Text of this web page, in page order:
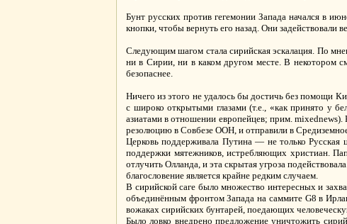
Бунт русских против гегемонии Запада начался в
кнопки, чтобы вернуть его назад. Они
Следующим шагом стала сирийская эскалация. По
ни в Сирии, ни в каком другом месте. В некотором
безопаснее.
Ничего из этого не удалось бы достичь без помощи
с широко открытыми глазами (т.е., «как принято у
азиатами в отношении европейцев; прим.
резолюцию в Совбезе ООН, и отправили в
Церковь поддерживала Путина — не только Русская
поддержки мятежников, истребляющих христиан.
отлучить Олланда, и эта скрытая угроза
благословение является крайне редким случаем.
В сирийской саге было множество интересных и
объединённым фронтом Запада на саммите G8 в
вожаках сирийских бунтарей, поедающих
Было ловко внедрено предложение уничтожить